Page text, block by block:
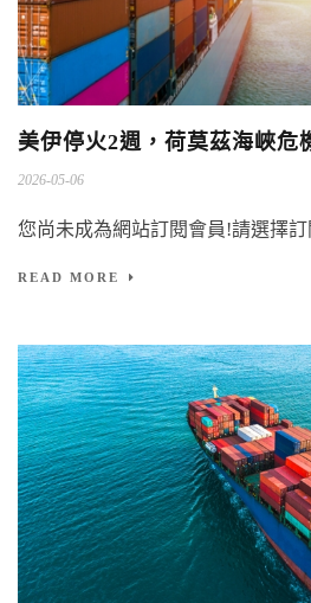
美伊停火2週，荷莫茲海峽危
2026-05-06
您尚未成為網站訂閱會員!請選擇訂
READ MORE